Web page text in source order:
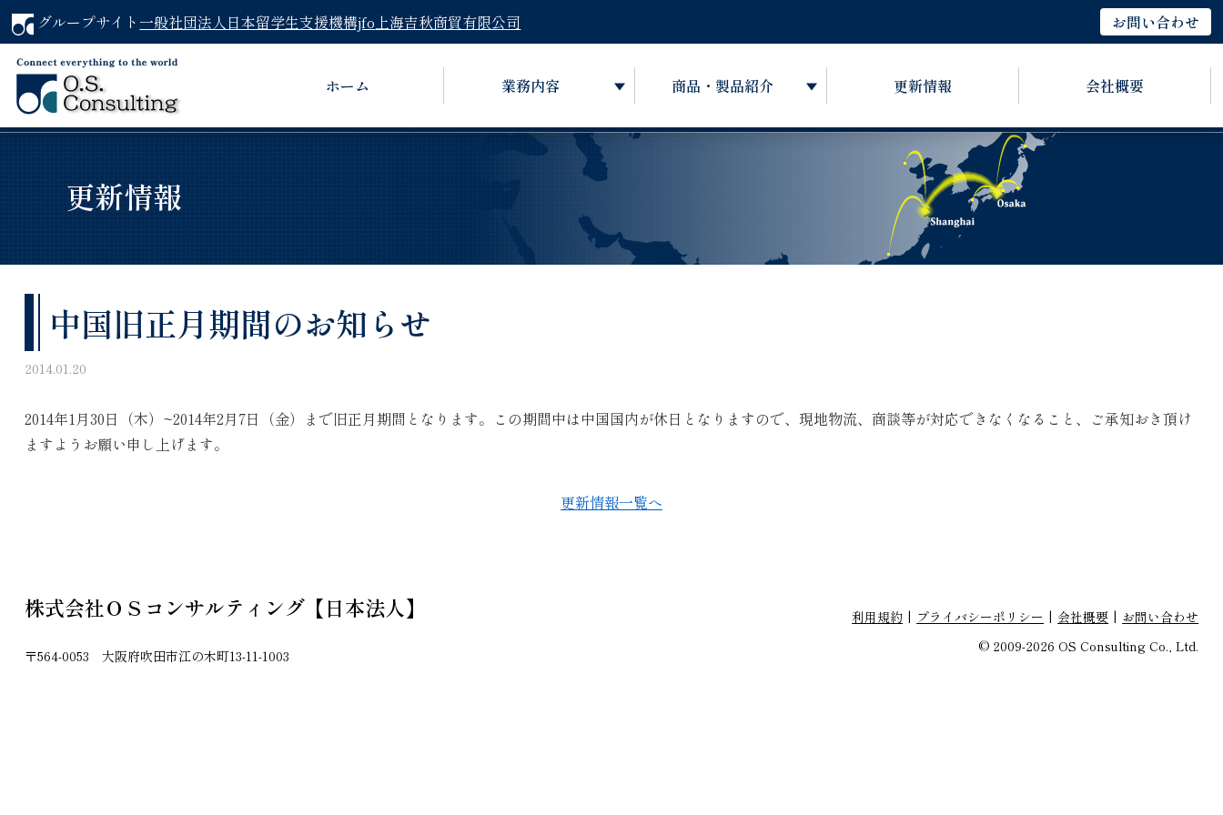
グループサイト 一般社団法人日本留学生支援機構jfo 上海吉秋商貿有限公司 お問い合わせ
ホーム 業務内容 商品・製品紹介 更新情報 会社概要
更新情報
中国旧正月期間のお知らせ
2014.01.20
2014年1月30日（木）~2014年2月7日（金）まで旧正月期間となります。この期間中は中国国内が休日となりますので、現地物流、商談等が対応できなくなること、ご承知おき頂け
ますようお願い申し上げます。
更新情報一覧へ
株式会社ＯＳコンサルティング【日本法人】
〒564-0053 大阪府吹田市江の木町13-11-1003
利用規約 プライバシーポリシー 会社概要
お問い合わせ
© 2009-2026 OS Consulting Co., Ltd.